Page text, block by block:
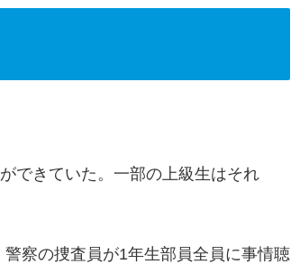
できていた。一部の上級生はそれ
察の捜査員が1年生部員全員に事情聴